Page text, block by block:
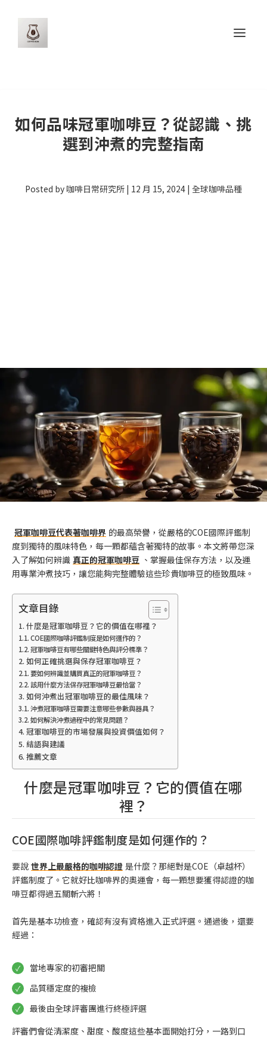
如何品味冠軍咖啡豆？從認識、挑
選到沖煮的完整指南
Posted by 咖啡日常研究所 | 12 月 15, 2024 | 全球咖啡品種
冠軍咖啡豆代表著咖啡界 的最高榮譽，從嚴格的COE國際評鑑制
度到獨特的風味特色，每一顆都蘊含著獨特的故事。本文將帶您深
入了解如何辨識 真正的冠軍咖啡豆 、掌握最佳保存方法，以及運
用專業沖煮技巧，讓您能夠完整體驗這些珍貴咖啡豆的極致風味。
文章目錄
什麼是冠軍咖啡豆？它的價值在哪裡？
COE國際咖啡評鑑制度是如何運作的？
冠軍咖啡豆有哪些關鍵特色與評分標準？
如何正確挑選與保存冠軍咖啡豆？
要如何辨識並購買真正的冠軍咖啡豆？
該用什麼方法保存冠軍咖啡豆最恰當？
如何沖煮出冠軍咖啡豆的最佳風味？
沖煮冠軍咖啡豆需要注意哪些參數與器具？
如何解決沖煮過程中的常見問題？
冠軍咖啡豆的市場發展與投資價值如何？
結語與建議
推薦文章
什麼是冠軍咖啡豆？它的價值在哪
裡？
COE國際咖啡評鑑制度是如何運作的？
要說 世界上最嚴格的咖啡認證 是什麼？那絕對是COE（卓越杯）
評鑑制度了。它就好比咖啡界的奧運會，每一顆想要獲得認證的咖
啡豆都得過五關斬六將！
首先是基本功檢查，確認有沒有資格進入正式評選。通過後，還要
經過：
當地專家的初審把關
品質穩定度的複檢
最後由全球評審團進行終極評選
評審們會從清潔度、甜度、酸度這些基本面開始打分，一路到口